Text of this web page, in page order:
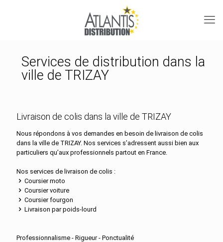
Services de distribution dans la
ville de TRIZAY
Livraison de colis dans la ville de TRIZAY
Nous répondons à vos demandes en besoin de livraison de colis
dans la ville de TRIZAY. Nos services s’adressent aussi bien aux
particuliers qu’aux professionnels partout en France.
Nos services de livraison de colis :
Coursier moto
Coursier voiture
Coursier fourgon
Livraison par poids-lourd
Professionnalisme - Rigueur - Ponctualité